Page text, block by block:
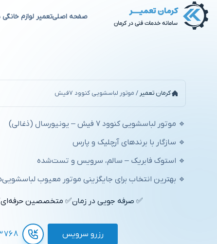
صفحه اصلیتعمیر لوازم
کرمان تعمیر / موتور لباسشویی کنوود 7فیش
🔹 موتور لباسشویی کنوود ۷ فیش – یونیورسال (ذغالی)
🔹 سازگار با برندهای آرچلیک و پارس
🔹 استوک فابریک – سالم، سرویس و تست‌شده
🔹 بهترین انتخاب برای جایگزینی موتور معیوب
✅ صرفه جویی در زمان✅ متخصصین حرفه‌ای
رزرو سرویس